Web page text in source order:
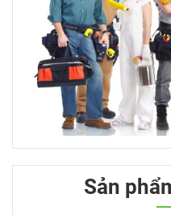
Sản